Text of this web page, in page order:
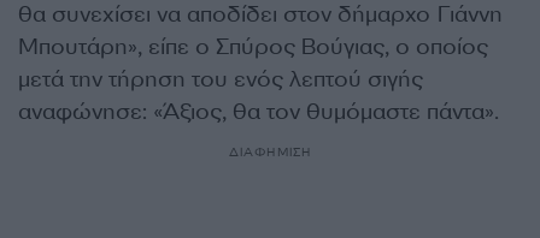
θα συνεχίσει να αποδίδει στον δήμαρχο Γιάννη
Μπουτάρη», είπε ο Σπύρος Βούγιας, ο οποίος
μετά την τήρηση του ενός λεπτού σιγής
αναφώνησε: «Άξιος, θα τον θυμόμαστε πάντα».
ΔΙΑΦΗΜΙΣΗ